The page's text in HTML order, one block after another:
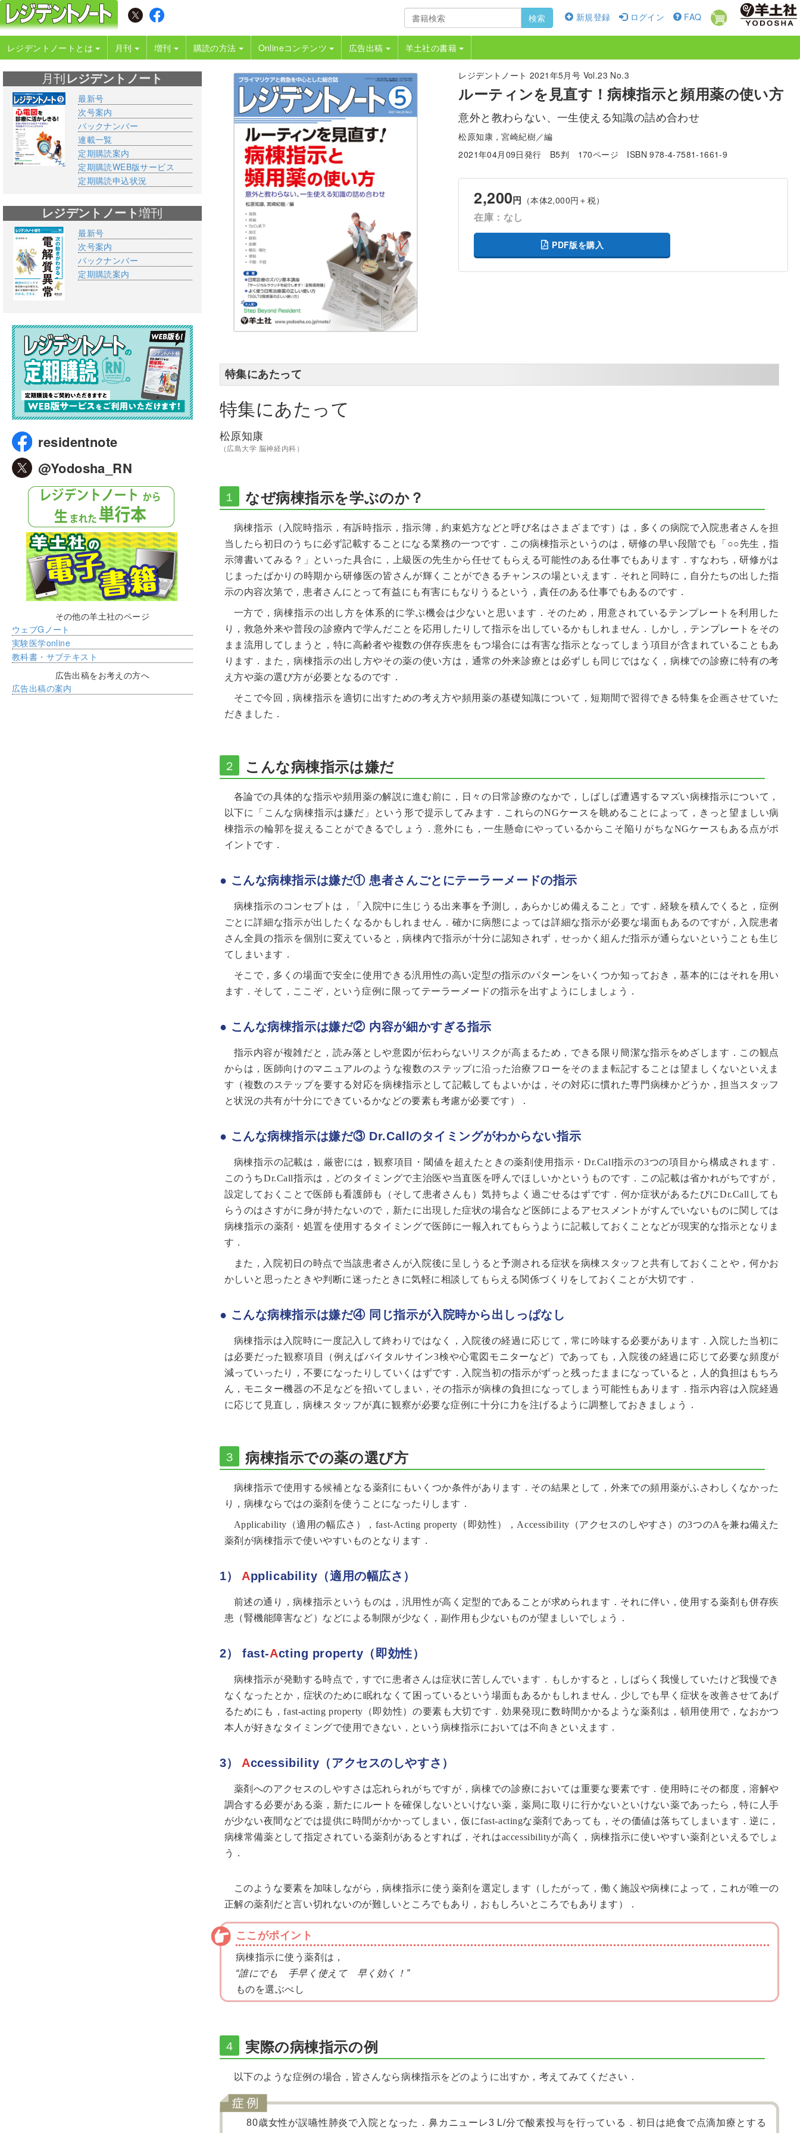
新規登録 ログイン FAQ
検索
レジデントノートとは 月刊 増刊 購読の方法 Onlineコンテンツ 広告出稿 羊土社の書籍
レジデントノート 2021年5月号 Vol.23 No.3
ルーティンを見直す！病棟指示と頻用薬の使い方
意外と教わらない、一生使える知識の詰め合わせ
松原知康，宮崎紀樹／編
2021年04月09日発行
B5判 170ページ ISBN 978-4-7581-1661-9
2,200円 （本体2,000円＋税）
在庫：なし
PDF版を購入
特集にあたって
特集にあたって
松原知康
（広島大学 脳神経内科）
１ なぜ病棟指示を学ぶのか？
病棟指示（入院時指示，有訴時指示，指示簿，約束処方などと呼び名はさまざまです）は，多くの病院で入院患者さんを担
当したら初日のうちに必ず記載することになる業務の一つです．この病棟指示というのは，研修の早い段階でも「○○先生，指
示簿書いてみる？」といった具合に，上級医の先生から任せてもらえる可能性のある仕事でもあります．すなわち，研修がは
じまったばかりの時期から研修医の皆さんが輝くことができるチャンスの場といえます．それと同時に，自分たちの出した指
示の内容次第で，患者さんにとって有益にも有害にもなりうるという，責任のある仕事でもあるのです．
一方で，病棟指示の出し方を体系的に学ぶ機会は少ないと思います．そのため，用意されているテンプレートを利用した
り，救急外来や普段の診療内で学んだことを応用したりして指示を出しているかもしれません．しかし，テンプレートをその
まま流用してしまうと，特に高齢者や複数の併存疾患をもつ場合には有害な指示となってしまう項目が含まれていることもあ
ります．また，病棟指示の出し方やその薬の使い方は，通常の外来診療とは必ずしも同じではなく，病棟での診療に特有の考
え方や薬の選び方が必要となるのです．
そこで今回，病棟指示を適切に出すための考え方や頻用薬の基礎知識について，短期間で習得できる特集を企画させていた
だきました．
２ こんな病棟指示は嫌だ
各論での具体的な指示や頻用薬の解説に進む前に，日々の日常診療のなかで，しばしば遭遇するマズい病棟指示について，
以下に「こんな病棟指示は嫌だ」という形で提示してみます．これらのNGケースを眺めることによって，きっと望ましい病
棟指示の輪郭を捉えることができるでしょう．意外にも，一生懸命にやっているからこそ陥りがちなNGケースもある点がポ
イントです．
● こんな病棟指示は嫌だ① 患者さんごとにテーラーメードの指示
病棟指示のコンセプトは，「入院中に生じうる出来事を予測し，あらかじめ備えること」です．経験を積んでくると，症例
ごとに詳細な指示が出したくなるかもしれません．確かに病態によっては詳細な指示が必要な場面もあるのですが，入院患者
さん全員の指示を個別に変えていると，病棟内で指示が十分に認知されず，せっかく組んだ指示が通らないということも生じ
てしまいます．
そこで，多くの場面で安全に使用できる汎用性の高い定型の指示のパターンをいくつか知っておき，基本的にはそれを用い
ます．そして，ここぞ，という症例に限ってテーラーメードの指示を出すようにしましょう．
● こんな病棟指示は嫌だ② 内容が細かすぎる指示
指示内容が複雑だと，読み落としや意図が伝わらないリスクが高まるため，できる限り簡潔な指示をめざします．この観点
からは，医師向けのマニュアルのような複数のステップに沿った治療フローをそのまま転記することは望ましくないといえま
す（複数のステップを要する対応を病棟指示として記載してもよいかは，その対応に慣れた専門病棟かどうか，担当スタッフ
と状況の共有が十分にできているかなどの要素も考慮が必要です）．
● こんな病棟指示は嫌だ③ Dr.Callのタイミングがわからない指示
病棟指示の記載は，厳密には，観察項目・閾値を超えたときの薬剤使用指示・Dr.Call指示の3つの項目から構成されます．
このうちDr.Call指示は，どのタイミングで主治医や当直医を呼んでほしいかというものです．この記載は省かれがちですが，
設定しておくことで医師も看護師も（そして患者さんも）気持ちよく過ごせるはずです．何か症状があるたびにDr.Callしても
らうのはさすがに身が持たないので，新たに出現した症状の場合など医師によるアセスメントがすんでいないものに関しては
病棟指示の薬剤・処置を使用するタイミングで医師に一報入れてもらうように記載しておくことなどが現実的な指示となりま
す．
また，入院初日の時点で当該患者さんが入院後に呈しうると予測される症状を病棟スタッフと共有しておくことや，何かお
かしいと思ったときや判断に迷ったときに気軽に相談してもらえる関係づくりをしておくことが大切です．
● こんな病棟指示は嫌だ④ 同じ指示が入院時から出しっぱなし
病棟指示は入院時に一度記入して終わりではなく，入院後の経過に応じて，常に吟味する必要があります．入院した当初に
は必要だった観察項目（例えばバイタルサイン3検や心電図モニターなど）であっても，入院後の経過に応じて必要な頻度が
減っていったり，不要になったりしていくはずです．入院当初の指示がずっと残ったままになっていると，人的負担はもちろ
ん，モニター機器の不足などを招いてしまい，その指示が病棟の負担になってしまう可能性もあります．指示内容は入院経過
に応じて見直し，病棟スタッフが真に観察が必要な症例に十分に力を注げるように調整しておきましょう．
３ 病棟指示での薬の選び方
病棟指示で使用する候補となる薬剤にもいくつか条件があります．その結果として，外来での頻用薬がふさわしくなかった
り，病棟ならではの薬剤を使うことになったりします．
Applicability（適用の幅広さ），fast-Acting property（即効性），Accessibility（アクセスのしやすさ）の3つのAを兼ね備えた
薬剤が病棟指示で使いやすいものとなります．
1） Applicability（適用の幅広さ）
前述の通り，病棟指示というものは，汎用性が高く定型的であることが求められます．それに伴い，使用する薬剤も併存疾
患（腎機能障害など）などによる制限が少なく，副作用も少ないものが望ましいでしょう．
2） fast-Acting property（即効性）
病棟指示が発動する時点で，すでに患者さんは症状に苦しんでいます．もしかすると，しばらく我慢していたけど我慢でき
なくなったとか，症状のために眠れなくて困っているという場面もあるかもしれません．少しでも早く症状を改善させてあげ
るためにも，fast-acting property（即効性）の要素も大切です．効果発現に数時間かかるような薬剤は，頓用使用で，なおかつ
本人が好きなタイミングで使用できない，という病棟指示においては不向きといえます．
3） Accessibility（アクセスのしやすさ）
薬剤へのアクセスのしやすさは忘れられがちですが，病棟での診療においては重要な要素です．使用時にその都度，溶解や
調合する必要がある薬，新たにルートを確保しないといけない薬，薬局に取りに行かないといけない薬であったら，特に人手
が少ない夜間などでは提供に時間がかかってしまい，仮にfast-actingな薬剤であっても，その価値は落ちてしまいます．逆に，
病棟常備薬として指定されている薬剤があるとすれば，それはaccessibilityが高く，病棟指示に使いやすい薬剤といえるでしょ
う．
このような要素を加味しながら，病棟指示に使う薬剤を選定します（したがって，働く施設や病棟によって，これが唯一の
正解の薬剤だと言い切れないのが難しいところでもあり，おもしろいところでもあります）．
ここがポイント
病棟指示に使う薬剤は，
“誰にでも 手早く使えて 早く効く！”
ものを選ぶべし
４ 実際の病棟指示の例
以下のような症例の場合，皆さんなら病棟指示をどのように出すか，考えてみてください．
80歳女性が誤嚥性肺炎で入院となった．鼻カニューレ3 L/分で酸素投与を行っている．初日は絶食で点滴加療とする
月刊 レジデントノート
最新号
次号案内
バックナンバー
連載一覧
定期購読案内
定期購読WEB版サービス
定期購読申込状況
レジデントノート増刊
最新号
次号案内
バックナンバー
定期購読案内
residentnote
@Yodosha_RN
その他の羊土社のページ
ウェブGノート
実験医学online
教科書・サブテキスト
広告出稿をお考えの方へ
広告出稿の案内